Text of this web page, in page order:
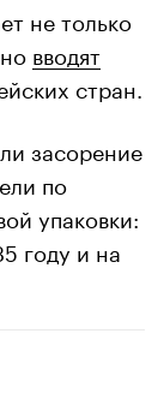
не только
вводят
стран.
засорение
по
упаковки:
году и на